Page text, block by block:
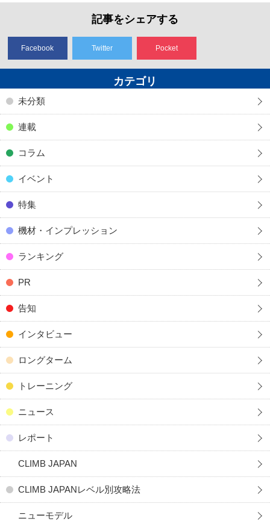
記事をシェアする
Facebook Twitter Pocket
カテゴリ
未分類
連載
コラム
イベント
特集
機材・インプレッション
ランキング
PR
告知
インタビュー
ロングターム
トレーニング
ニュース
レポート
CLIMB JAPAN
CLIMB JAPANレベル別攻略法
ニューモデル